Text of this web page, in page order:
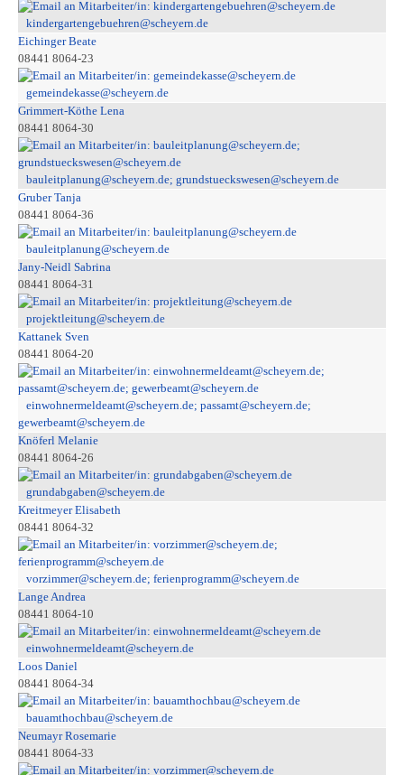
kindergartengebuehren@scheyern.de
Eichinger Beate
08441 8064-23
gemeindekasse@scheyern.de
Grimmert-Köthe Lena
08441 8064-30
bauleitplanung@scheyern.de; grundstueckswesen@scheyern.de
Gruber Tanja
08441 8064-36
bauleitplanung@scheyern.de
Jany-Neidl Sabrina
08441 8064-31
projektleitung@scheyern.de
Kattanek Sven
08441 8064-20
einwohnermeldeamt@scheyern.de; passamt@scheyern.de;
gewerbeamt@scheyern.de
Knöferl Melanie
08441 8064-26
grundabgaben@scheyern.de
Kreitmeyer Elisabeth
08441 8064-32
vorzimmer@scheyern.de; ferienprogramm@scheyern.de
Lange Andrea
08441 8064-10
einwohnermeldeamt@scheyern.de
Loos Daniel
08441 8064-34
bauamthochbau@scheyern.de
Neumayr Rosemarie
08441 8064-33